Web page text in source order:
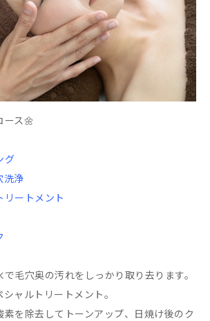
ース🌼
グ
洗浄
ートメント
毛穴奥の汚れをしっかり取り去ります。
ャルトリートメント。
を除去してトーンアップ、日焼け後のク